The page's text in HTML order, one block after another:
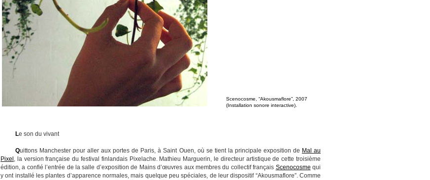
Scenocosme, “Akousmaflore”, 2007
(Installation sonore interactive).
Le son du vivant
Quittons Manchester pour aller aux portes de Paris, à Saint Ouen, où se tient la principale exposition de Mal au
Pixel , la version française du festival finlandais Pixelache. Mathieu Marguerin, le directeur artistique de cette troisième
édition, a confié l’entrée de la salle d’exposition de Mains d’œuvres aux membres du collectif français Scenocosme qui
y ont installé les plantes d’apparence normales, mais quelque peu spéciales, de leur dispositif “Akousmaflore”. Comme